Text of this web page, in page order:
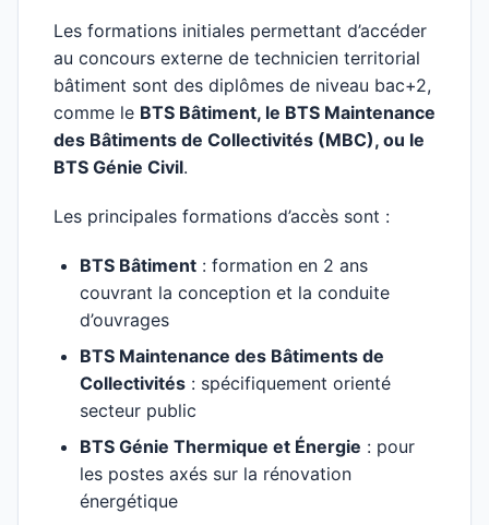
Les formations initiales permettant d’accéder
au concours externe de technicien territorial
bâtiment sont des diplômes de niveau bac+2,
comme le BTS Bâtiment, le BTS Maintenance
des Bâtiments de Collectivités (MBC), ou le
BTS Génie Civil.
Les principales formations d’accès sont :
BTS Bâtiment : formation en 2 ans
couvrant la conception et la conduite
d’ouvrages
BTS Maintenance des Bâtiments de
Collectivités : spécifiquement orienté
secteur public
BTS Génie Thermique et Énergie : pour
les postes axés sur la rénovation
énergétique